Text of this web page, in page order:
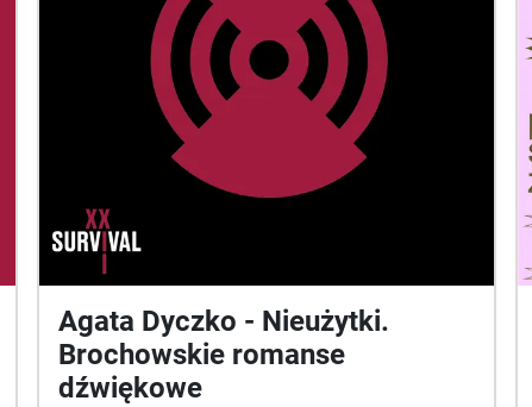
Agata Dyczko - Nieużytki.
Brochowskie romanse
dźwiękowe